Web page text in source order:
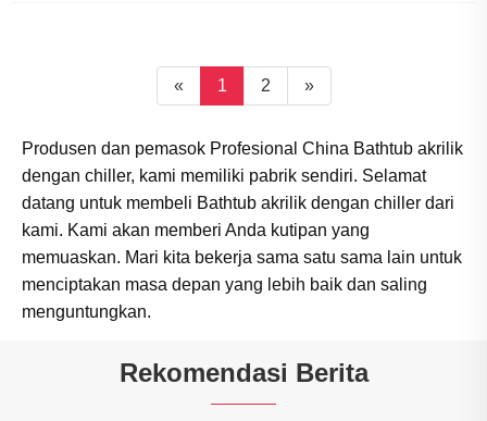
« 1 2 »
Produsen dan pemasok Profesional China Bathtub akrilik
dengan chiller, kami memiliki pabrik sendiri. Selamat
datang untuk membeli Bathtub akrilik dengan chiller dari
kami. Kami akan memberi Anda kutipan yang
memuaskan. Mari kita bekerja sama satu sama lain untuk
menciptakan masa depan yang lebih baik dan saling
menguntungkan.
Rekomendasi Berita